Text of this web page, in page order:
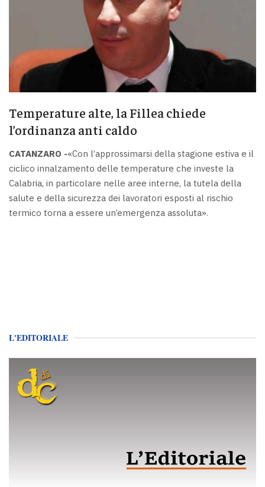
Temperature alte, la Fillea chiede
l’ordinanza anti caldo
CATANZARO -«Con l’approssimarsi della stagione estiva e il
ciclico innalzamento delle temperature che investe la
Calabria, in particolare nelle aree interne, la tutela della
salute e della sicurezza dei lavoratori esposti al rischio
termico torna a essere un’emergenza assoluta».
L'EDITORIALE